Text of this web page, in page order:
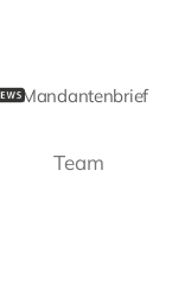
Mandantenbrief
Team